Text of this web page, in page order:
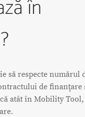
în
să respecte numărul
de finanţare
atât în Mobility